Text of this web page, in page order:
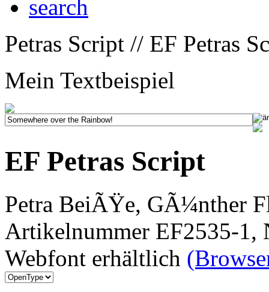
Petras Script // EF Petras
Mein Textbeispiel
EF Petras Script
Petra BeiÃŸe, GÃ¼nther
Artikelnummer EF2535-1,
Webfont erhältlich